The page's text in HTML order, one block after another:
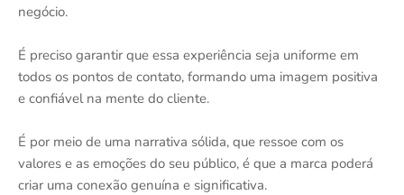
negócio.
É preciso garantir que essa experiência seja uniforme em
todos os pontos de contato, formando uma imagem positiva
e confiável na mente do cliente.
É por meio de uma narrativa sólida, que ressoe com os
valores e as emoções do seu público, é que a marca poderá
criar uma conexão genuína e significativa.